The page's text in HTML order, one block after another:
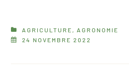
AGRICULTURE ,AGRONOMIE
24 NOVEMBRE 2022